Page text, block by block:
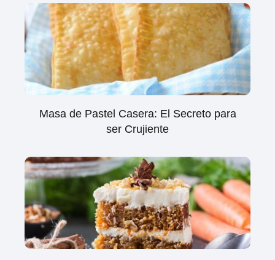
Masa de Pastel Casera: El Secreto para
ser Crujiente